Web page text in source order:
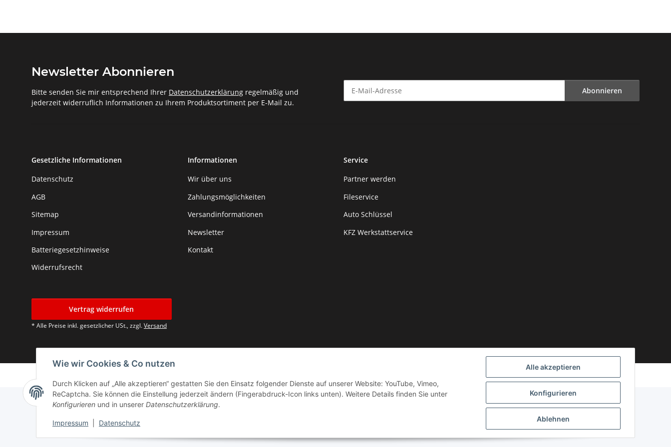
Alle akzeptieren
Konfigurieren
Ablehnen
Wie wir Cookies & Co nutzen
Durch Klicken auf „Alle akzeptieren“ gestatten Sie den Einsatz folgender Dienste auf unserer Website: YouTube, Vimeo,
ReCaptcha. Sie können die Einstellung jederzeit ändern (Fingerabdruck-Icon links unten). Weitere Details finden Sie unter
Konfigurieren und in unserer Datenschutzerklärung.
Impressum Datenschutz
Newsletter Abonnieren
Bitte senden Sie mir entsprechend Ihrer Datenschutzerklärung regelmäßig und
jederzeit widerruflich Informationen zu Ihrem Produktsortiment per E-Mail zu.
Abonnieren
Gesetzliche Informationen
Datenschutz
AGB
Sitemap
Impressum
Batteriegesetzhinweise
Widerrufsrecht
Informationen
Wir über uns
Zahlungsmöglichkeiten
Versandinformationen
Newsletter
Kontakt
Service
Partner werden
Fileservice
Auto Schlüssel
KFZ Werkstattservice
Vertrag widerrufen
* Alle Preise inkl. gesetzlicher USt., zzgl.Versand
© by Moto Technik UG Powered byJTL-Shop